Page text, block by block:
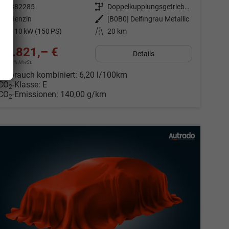
882285 Getriebe
Doppelkupplungsgetriebe (DSG)
Benzin Außenfarbe
[B0B0] Delfingrau Metallic
110 kW (150 PS) Kilometerstand 20 km
35.821,– €
incl. 19% MwSt.
Details
Verbrauch kombiniert: 6,20 l/100km
2-Klasse: E
2-Emissionen: 140,00 g/km